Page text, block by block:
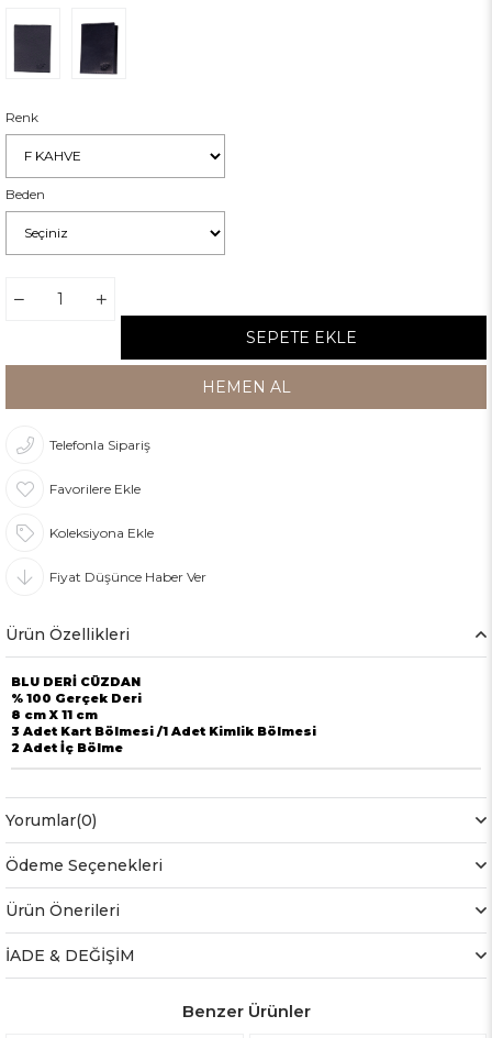
Renk
Beden
Telefonla Sipariş
Favorilere Ekle
Koleksiyona Ekle
Fiyat Düşünce Haber Ver
Ürün Özellikleri
BLU DERİ CÜZDAN
% 100 Gerçek Deri
8 cm X 11 cm
3 Adet Kart Bölmesi /1 Adet Kimlik Bölmesi
2 Adet İç Bölme
Yorumlar(0)
Ödeme Seçenekleri
Ürün Önerileri
İADE & DEĞİŞİM
Benzer Ürünler